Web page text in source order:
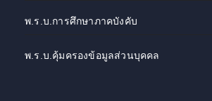
พ.ร.บ.การศึกษาภาคบังคับ
พ.ร.บ.คุ้มครองข้อมูลส่วนบุคคล